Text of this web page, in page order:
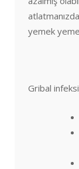
yemek
Gribal